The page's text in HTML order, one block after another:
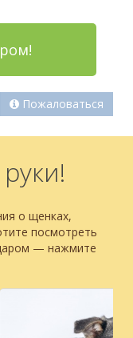
Пожаловаться
о щенках,
посмотреть
— нажмите